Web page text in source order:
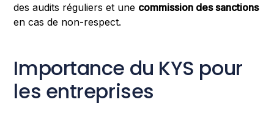
des audits réguliers et une commission des sanctions
en cas de non-respect.
Importance du KYS pour
les entreprises